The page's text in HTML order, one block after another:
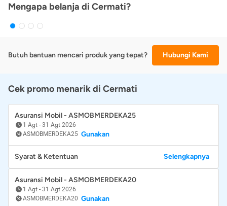
Mengapa belanja di Cermati?
Butuh bantuan mencari produk yang tepat? Hubungi Kami
Cek promo menarik di Cermati
Asuransi Mobil - ASMOBMERDEKA25
1 Agt - 31 Agt 2026
ASMOBMERDEKA25 Gunakan
Syarat & Ketentuan Selengkapnya
Asuransi Mobil - ASMOBMERDEKA20
1 Agt - 31 Agt 2026
ASMOBMERDEKA20 Gunakan